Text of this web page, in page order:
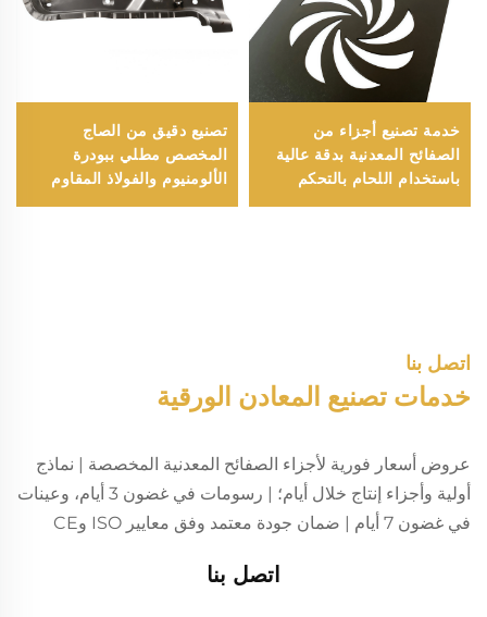
خدمة تصنيع أجزاء من
الصفائح المعدنية بدقة عالية
باستخدام اللحام بالتحكم
العددي (CNC)، القطع
تصنيع دقيق من الصاج
المخصص مطلي ببودرة
الألومنيوم والفولاذ المقاوم
للصدأ مع ختم وانحناء وسحب
اتصل بنا
خدمات تصنيع المعادن الورقية
عروض أسعار فورية لأجزاء الصفائح المعدنية المخصصة | نماذج
أولية وأجزاء إنتاج خلال أيام؛ | رسومات في غضون 3 أيام، وعينات
في غضون 7 أيام | ضمان جودة معتمد وفق معايير ISO وCE
اتصل بنا